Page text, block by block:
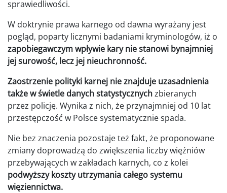
sprawiedliwości.
W doktrynie prawa karnego od dawna wyrażany jest
pogląd, poparty licznymi badaniami kryminologów, iż o
zapobiegawczym wpływie kary nie stanowi bynajmniej
jej surowość, lecz jej nieuchronność.
Zaostrzenie polityki karnej nie znajduje uzasadnienia
także w świetle danych statystycznychzbieranych
przez policję. Wynika z nich, że przynajmniej od 10 lat
przestępczość w Polsce systematycznie spada.
Nie bez znaczenia pozostaje też fakt, że proponowane
zmiany doprowadzą do zwiększenia liczby więźniów
przebywających w zakładach karnych, co z kolei
podwyższy koszty utrzymania całego systemu
więziennictwa.